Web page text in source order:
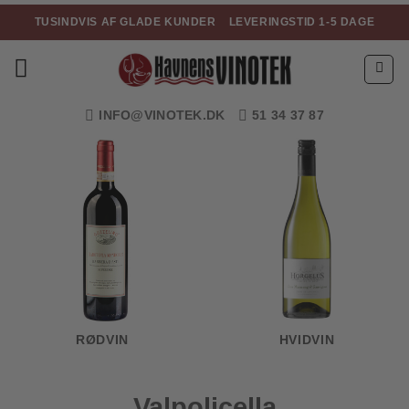
indhold
TUSINDVIS AF GLADE KUNDER LEVERINGSTID 1-5 DAGE
INFO@VINOTEK.DK 51 34 37 87
RØDVIN HVIDVIN